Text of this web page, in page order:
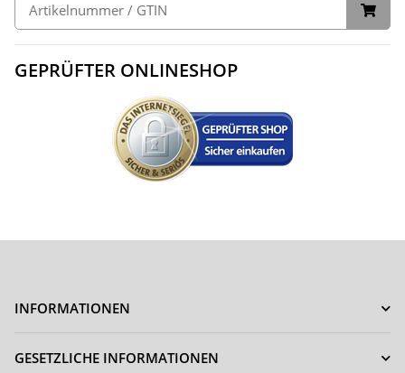
GEPRÜFTER ONLINESHOP
INFORMATIONEN
GESETZLICHE INFORMATIONEN